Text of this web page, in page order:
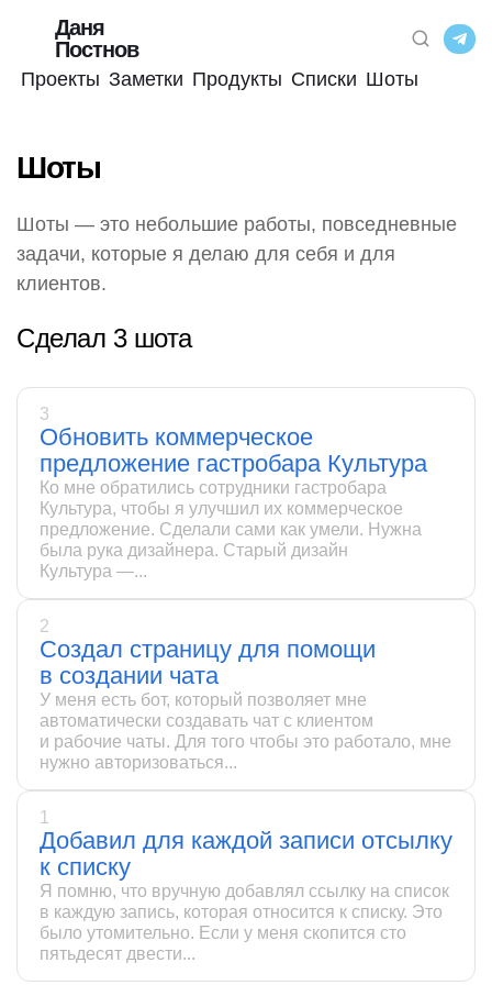
Даня
Постнов
Проекты Заметки Продукты Списки Шоты
Шоты
Шоты — это небольшие работы, повседневные
задачи, которые я делаю для себя и для
клиентов.
Сделал 3 шота
3
Обновить коммерческое
предложение гастробара Культура
Ко мне обратились сотрудники гастробара
Культура, чтобы я улучшил их коммерческое
предложение. Сделали сами как умели. Нужна
была рука дизайнера. Старый дизайн
Культура —...
2
Создал страницу для помощи
в создании чата
У меня есть бот, который позволяет мне
автоматически создавать чат с клиентом
и рабочие чаты. Для того чтобы это работало, мне
нужно авторизоваться...
1
Добавил для каждой записи отсылку
к списку
Я помню, что вручную добавлял ссылку на список
в каждую запись, которая относится к списку. Это
было утомительно. Если у меня скопится сто
пятьдесят двести...